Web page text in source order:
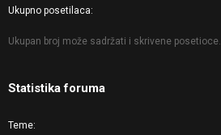
Ukupno posetilaca
Ukupan broj može sadržati i skrivene posetioce.
Statistika foruma
Teme